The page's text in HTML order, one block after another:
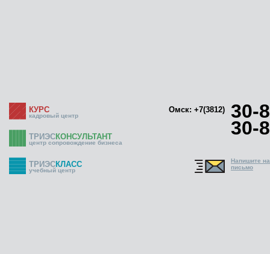
КУРС
кадровый центр
Омск: +7(3812) 30-
30-
ТРИЭСКОНСУЛЬТАНТ
центр сопровождение бизнеса
ТРИЭСКЛАСС
учебный центр
Напишите
письмо